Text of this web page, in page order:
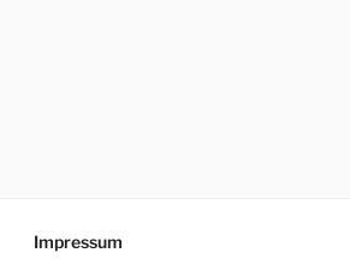
Impressum